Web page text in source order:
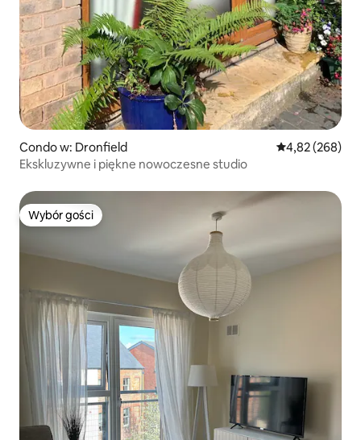
Condo w: Dronfield Średnia
4,82 (268)
Ekskluzywne i piękne nowoczesne studio
Wybór gości
Wybór gości